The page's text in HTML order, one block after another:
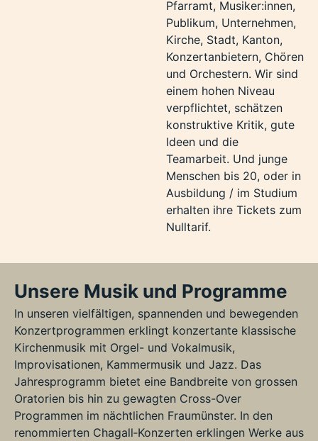
Pfarramt, Musiker:innen,
Publikum, Unternehmen,
Kirche, Stadt, Kanton,
Konzertanbietern, Chören
und Orchestern. Wir sind
einem hohen Niveau
verpflichtet, schätzen
konstruktive Kritik, gute
Ideen und die
Teamarbeit. Und junge
Menschen bis 20, oder in
Ausbildung / im Studium
erhalten ihre Tickets zum
Nulltarif.
Unsere Musik und Programme
In unseren vielfältigen, spannenden und bewegenden
Konzertprogrammen erklingt konzertante klassische
Kirchenmusik mit Orgel- und Vokalmusik,
Improvisationen, Kammermusik und Jazz. Das
Jahresprogramm bietet eine Bandbreite von grossen
Oratorien bis hin zu gewagten Cross-Over
Programmen im nächtlichen Fraumünster. In den
renommierten Chagall‑Konzerten erklingen Werke aus